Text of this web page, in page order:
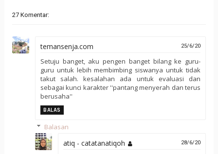
27 Komentar:
temansenja.com 25/6/20
Setuju banget, aku pengen banget bilang ke guru-
guru untuk lebih membimbing siswanya untuk tidak
takut salah. kesalahan ada untuk evaluasi dan
sebagai kunci karakter ''pantang menyerah dan terus
berusaha''
BALAS
Balasan
atiq - catatanatiqoh 28/6/20